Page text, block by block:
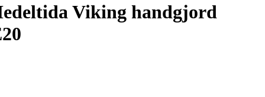
Viking handgjord